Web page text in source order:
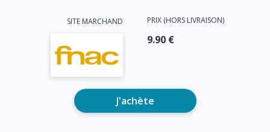
SITE MARCHAND PRIX (HORS LIVRAISON)
9.90 €
J'achète